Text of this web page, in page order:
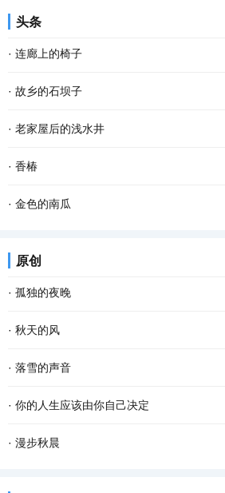
头条
· 连廊上的椅子
在家具中我偏爱椅子。逢到一张看上去舒服
想把它请入家中；若是幸遇一把古意盈然的
这样的椅子已经不是用来坐的，而是摆放在
· 故乡的石坝子
说起坝子，在云贵高原是土壤肥沃、灌溉便
坝子即晒坝，就是专门晒粮食的场地，有用
平整的坝子，也有天然的晒场。江津多是连
· 老家屋后的浅水井
每次回到山圪崂里的化庙老家，当我情不自
它，也像一只苍老的眼睛，在和我默默对视
· 香椿
晚饭。 夫人上席，小姐坐夫人对面，香椿站
· 金色的南瓜
原创
· 孤独的夜晚
这个夜晚我又孤独了 从没想过 会离幸福这
在皎洁的月亮下 被风呛得咳嗽了数声 遥远
久违的笑容 这个夜晚好像有了 记忆里的流浪
· 秋天的风
秋天的风 相对于夏天的风 多了一丝凉意 相
温存 而相对于春天的风 却多了几分萧瑟和
童的画笔 为世界增添了几笔浓浓的色彩 那火
· 落雪的声音
雪花把诗歌写给冬天 大地打开一个明快的季
物吟唱同一首童谣 一次次聆听冬的心跳 开
· 你的人生应该由你自己决定
看过一段话：“这个世界，没有任何一条规
· 漫步秋晨